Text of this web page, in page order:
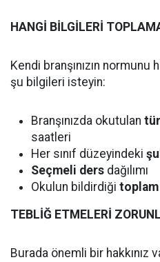
HANGİ BİLGİLERİ
Kendi branşınızın
şu bilgileri isteyin:
Branşınızda okutulan
saatleri
Her sınıf düzeyindeki
Seçmeli ders dağılımı
Okulun bildirdiği toplam
TEBLİĞ ETMELERİ
Burada önemli bir hakkınız